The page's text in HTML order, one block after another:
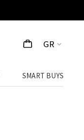
GR
SMART BUYS